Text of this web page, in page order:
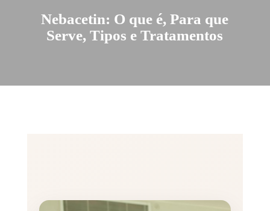
Nebacetin: O que é, Para que
Serve, Tipos e Tratamentos